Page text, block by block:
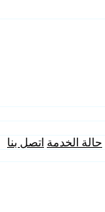
حالة الخدمة اتصل بنا